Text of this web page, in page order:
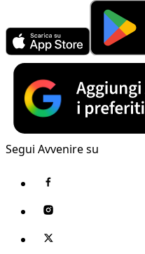
Segui Avvenire su